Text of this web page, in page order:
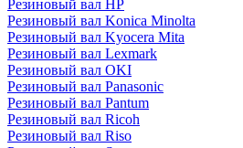
Резиновый вал HP
Резиновый вал Konica Minolta
Резиновый вал Kyocera Mita
Резиновый вал Lexmark
Резиновый вал OKI
Резиновый вал Panasonic
Резиновый вал Pantum
Резиновый вал Ricoh
Резиновый вал Riso